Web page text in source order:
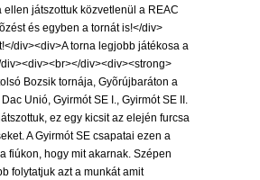
játszottuk közvetlenül a REAC
és egyben a tornát is!</div>
div><div>A torna legjobb játékosa a
div><div><strong>
Bozsik tornája, Gyõrújbaráton a
Unió, Gyirmót SE I., Gyirmót SE II.
ez egy kicsit az elején furcsa
A Gyirmót SE csapatai ezen a
fiúkon, hogy mit akarnak. Szépen
folytatjuk azt a munkát amit